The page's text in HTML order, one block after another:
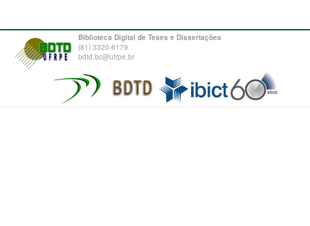
Biblioteca Digital de Teses e Dissertações
(81) 3320-6179
bdtd.bc@ufrpe.br